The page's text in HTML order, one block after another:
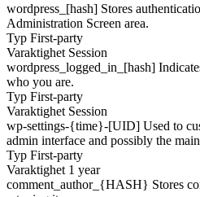
wordpress_[hash] Stores
Administration Screen area.
Typ First-party
Varaktighet Session
wordpress_logged_in_[hash]
who you are.
Typ First-party
Varaktighet Session
wp-settings-{time}-[UID] Used to
admin interface and possibly the
Typ First-party
Varaktighet 1 year
comment_author_{HASH} Stores